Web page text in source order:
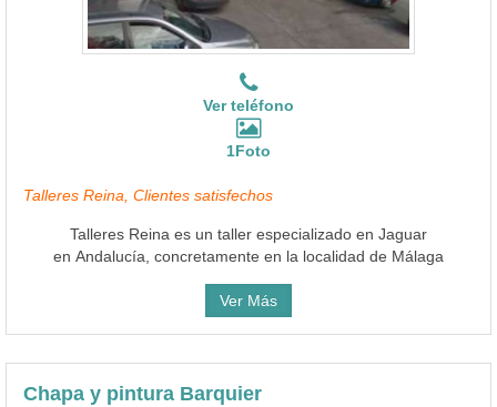
Ver teléfono
1Foto
Talleres Reina, Clientes satisfechos
Talleres Reina es un taller especializado en Jaguar
en Andalucía, concretamente en la localidad de Málaga
Ver Más
Chapa y pintura Barquier